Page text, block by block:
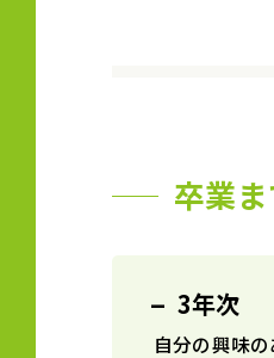
卒業
3年次
自分の興味